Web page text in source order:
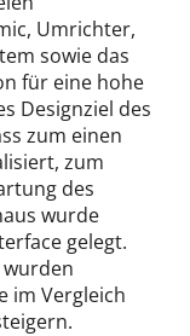
Umrichter,
sowie das
für eine hohe
Designziel des
zum einen
zum
des
wurde
gelegt.
im Vergleich